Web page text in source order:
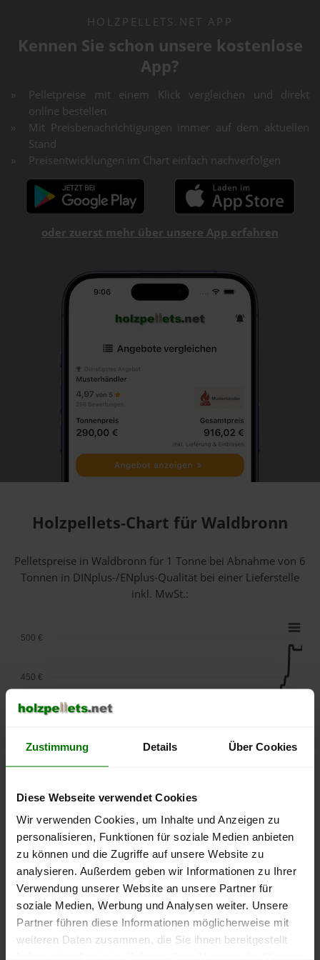
Zustimmung Details Über Cookies
Diese Webseite verwendet Cookies
Wir verwenden Cookies, um Inhalte und Anzeigen zu
personalisieren, Funktionen für soziale Medien anbieten
zu können und die Zugriffe auf unsere Website zu
analysieren. Außerdem geben wir Informationen zu Ihrer
Verwendung unserer Website an unsere Partner für
soziale Medien, Werbung und Analysen weiter. Unsere
Partner führen diese Informationen möglicherweise mit
weiteren Daten zusammen, die Sie ihnen bereitgestellt
HOLZPELLETS.NET APP
Kennen Sie schon unsere kostenlose
App?
Pelletpreise mit einem Klick vergleichen und direkt
online bestellen
Mit Preisbenachrichtigungen immer auf dem aktuellen
Stand
Preisentwicklungen im Chart einfach nachverfolgen
oder zuerst mehr über unsere App erfahren
Holzpellets-Chart für Waldbronn
Pelletspreise in Waldbronn für 1 Tonne bei Abnahmevon 6
Tonnen in DINplus-/ENplus-Qualität bei einer Lieferstelle
inkl. MwSt.:
lose Ware
2025
2026
2026
250 €
300 €
400 €
450 €
500 €
Die aktuelle Preisentwicklung für Holzpellets in Deutschland
können Sie jederzeit auf unsererPelletspreise-Seite
nachvollziehen.